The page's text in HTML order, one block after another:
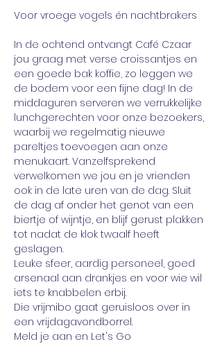
In de ochtend ontvangt Café Czaar
jou graag met verse croissantjes en
een goede bak koffie, zo leggen we
de bodem voor een fijne dag! In de
middaguren serveren we verrukkelijke
lunchgerechten voor onze bezoekers,
waarbij we regelmatig nieuwe
pareltjes toevoegen aan onze
menukaart. Vanzelfsprekend
verwelkomen we jou en je vrienden
ook in de late uren van de dag. Sluit
de dag af onder het genot van een
biertje of wijntje, en blijf gerust plakken
tot nadat de klok twaalf heeft
geslagen.
Leuke sfeer, aardig personeel, goed
arsenaal aan drankjes en voor wie wil
iets te knabbelen erbij.
Die vrijmibo gaat geruisloos over in
een vrijdagavondborrel.
Meld je aan en Let's Go